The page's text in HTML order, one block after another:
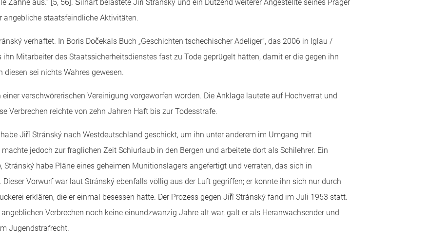
Zähne aus.“ [5, 56]. Šilhart belastete Jiří Stránský und ein Dutzend weiterer Angestellte seines Prager
angebliche staatsfeindliche Aktivitäten.
verhaftet. In Boris Dočekals Buch „Geschichten tschechischer Adeliger“, das 2006 in Iglau /
ihn Mitarbeiter des Staatssicherheitsdienstes fast zu Tode geprügelt hätten, damit er die gegen ihn
diesen sei nichts Wahres gewesen.
verschwörerischen Vereinigung vorgeworfen worden. Die Anklage lautete auf Hochverrat und
Verbrechen reichte von zehn Jahren Haft bis zur Todesstrafe.
Jiří Stránský nach Westdeutschland geschickt, um ihn unter anderem im Umgang mit
jedoch zur fraglichen Zeit Schiurlaub in den Bergen und arbeitete dort als Schilehrer. Ein
Stránský habe Pläne eines geheimen Munitionslagers angefertigt und verraten, das sich in
Vorwurf war laut Stránský ebenfalls völlig aus der Luft gegriffen; er konnte ihn sich nur durch
erklären, die er einmal besessen hatte. Der Prozess gegen Jiří Stránský fand im Juli 1953 statt.
Verbrechen noch keine einundzwanzig Jahre alt war, galt er als Heranwachsender und
Jugendstrafrecht.